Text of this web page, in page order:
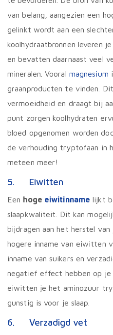
van belang, aangezien een
gelinkt wordt aan een
koolhydraatbronnen leveren
en bevatten daarnaast veel
mineralen. Vooral magnesium
graanproducten te vinden.
vermoeidheid en draagt bij
punt zorgen koolhydraten
bloed opgenomen worden
de verhouding tryptofaan in
meteen meer!
5. Eiwitten
Een hoge eiwitinname lijkt
slaapkwaliteit. Dit kan
bijdragen aan het herstel van
hogere inname van eiwitten
inname van suikers en
negatief effect hebben op je
eiwitten je het aminozuur
gunstig is voor je slaap.
6. Verzadigd vet